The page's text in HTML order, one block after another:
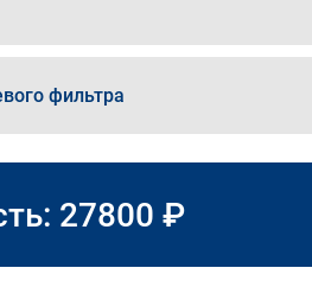
фильтра
27800 ₽